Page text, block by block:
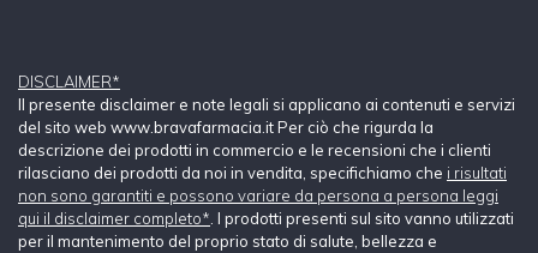
DISCLAIMER*
Il presente disclaimer e note legali si applicano ai contenuti e servizi
del sito web www.bravafarmacia.it Per ciò che rigurda la
descrizione dei prodotti in commercio e le recensioni che i clienti
rilasciano dei prodotti da noi in vendita, specifichiamo che i risultati
non sono garantiti e possono variare da persona a persona leggi
qui il disclaimer completo* . I prodotti presenti sul sito vanno utilizzati
per il mantenimento del proprio stato di salute, bellezza e